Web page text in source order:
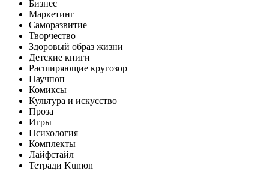
Бизнес
Маркетинг
Саморазвитие
Творчество
Здоровый образ жизни
Детские книги
Расширяющие кругозор
Научпоп
Комиксы
Культура и искусство
Проза
Игры
Психология
Комплекты
Лайфстайл
Тетради Kumon